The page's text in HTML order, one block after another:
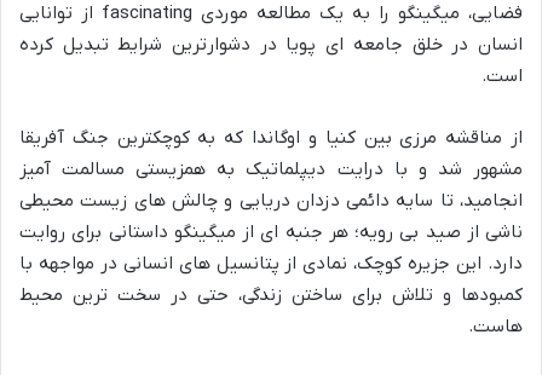
فضایی، میگینگو را به یک مطالعه موردی fascinating از توانایی
انسان در خلق جامعه ای پویا در دشوارترین شرایط تبدیل کرده
است.
از مناقشه مرزی بین کنیا و اوگاندا که به کوچکترین جنگ آفریقا
مشهور شد و با درایت دیپلماتیک به همزیستی مسالمت آمیز
انجامید، تا سایه دائمی دزدان دریایی و چالش های زیست محیطی
ناشی از صید بی رویه؛ هر جنبه ای از میگینگو داستانی برای روایت
دارد. این جزیره کوچک، نمادی از پتانسیل های انسانی در مواجهه با
کمبودها و تلاش برای ساختن زندگی، حتی در سخت ترین محیط
هاست.